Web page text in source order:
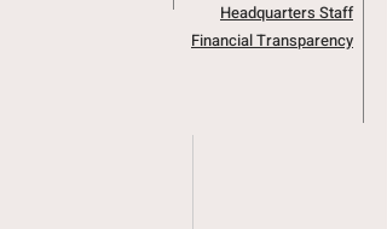
Headquarters Staff
Financial Transparency